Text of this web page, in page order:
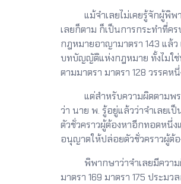
แม้จำเลยไม่เคยรู้จักผู้พิพาก
เลยก็ตาม ก็เป็นการกระทำที่ค
กฎหมายอาญามาตรา 143 แล้
บทบัญญัติแห่งกฎหมาย ทั้งไมใช่
ตามมาตรา มาตรา 128 วรรค
แต่สำหรับความผิดตามพระร
ว่า นาย พ. รู้อยู่แล้วว่าจำเลย
ตัวชั่วคราวผู้ต้องหาอีกทอดหนึ่
อนุญาตให้ปล่อยตัวชั่วคราวผู้ต้
พิพากษาว่าจำเลยมีความผิด
มาตรา 169 มาตรา 175 ประ